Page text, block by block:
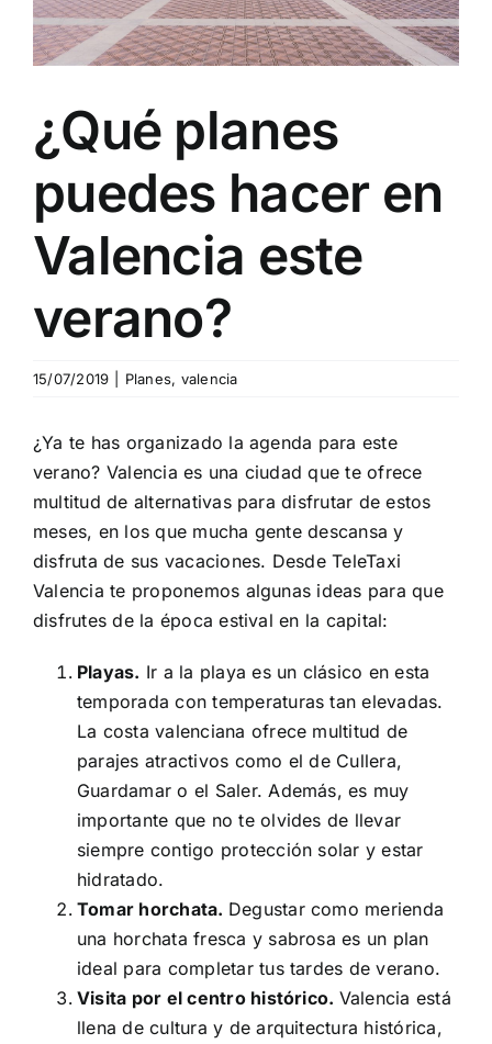
Blog
Contacto
¿Qué planes
puedes hacer en
Valencia este
verano?
15/07/2019 Planes, valencia
¿Ya te has organizado la agenda para este
verano? Valencia es una ciudad que te ofrece
multitud de alternativas para disfrutar de estos
meses, en los que mucha gente descansa y
disfruta de sus vacaciones. Desde TeleTaxi
Valencia te proponemos algunas ideas para que
disfrutes de la época estival en la capital:
Playas. Ir a la playa es un clásico en esta
temporada con temperaturas tan elevadas.
La costa valenciana ofrece multitud de
parajes atractivos como el de Cullera,
Guardamar o el Saler. Además, es muy
importante que no te olvides de llevar
siempre contigo protección solar y estar
hidratado.
Tomar horchata. Degustar como merienda
una horchata fresca y sabrosa es un plan
ideal para completar tus tardes de verano.
Visita por el centro histórico. Valencia está
llena de cultura y de arquitectura histórica,